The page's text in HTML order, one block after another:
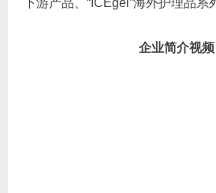
下游产品、“ICEgel”海外护理品系
企业简介视频